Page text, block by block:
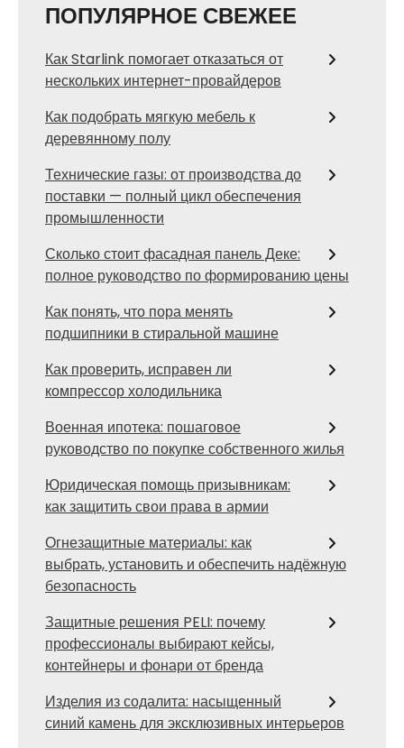
ПОПУЛЯРНОЕ СВЕЖЕЕ
Как Starlink помогает отказаться от
нескольких интернет-провайдеров
Как подобрать мягкую мебель к
деревянному полу
Технические газы: от производства до
поставки — полный цикл обеспечения
промышленности
Сколько стоит фасадная панель Деке:
полное руководство по формированию цены
Как понять, что пора менять
подшипники в стиральной машине
Как проверить, исправен ли
компрессор холодильника
Военная ипотека: пошаговое
руководство по покупке собственного жилья
Юридическая помощь призывникам:
как защитить свои права в армии
Огнезащитные материалы: как
выбрать, установить и обеспечить надёжную
безопасность
Защитные решения PELI: почему
профессионалы выбирают кейсы,
контейнеры и фонари от бренда
Изделия из содалита: насыщенный
синий камень для эксклюзивных интерьеров